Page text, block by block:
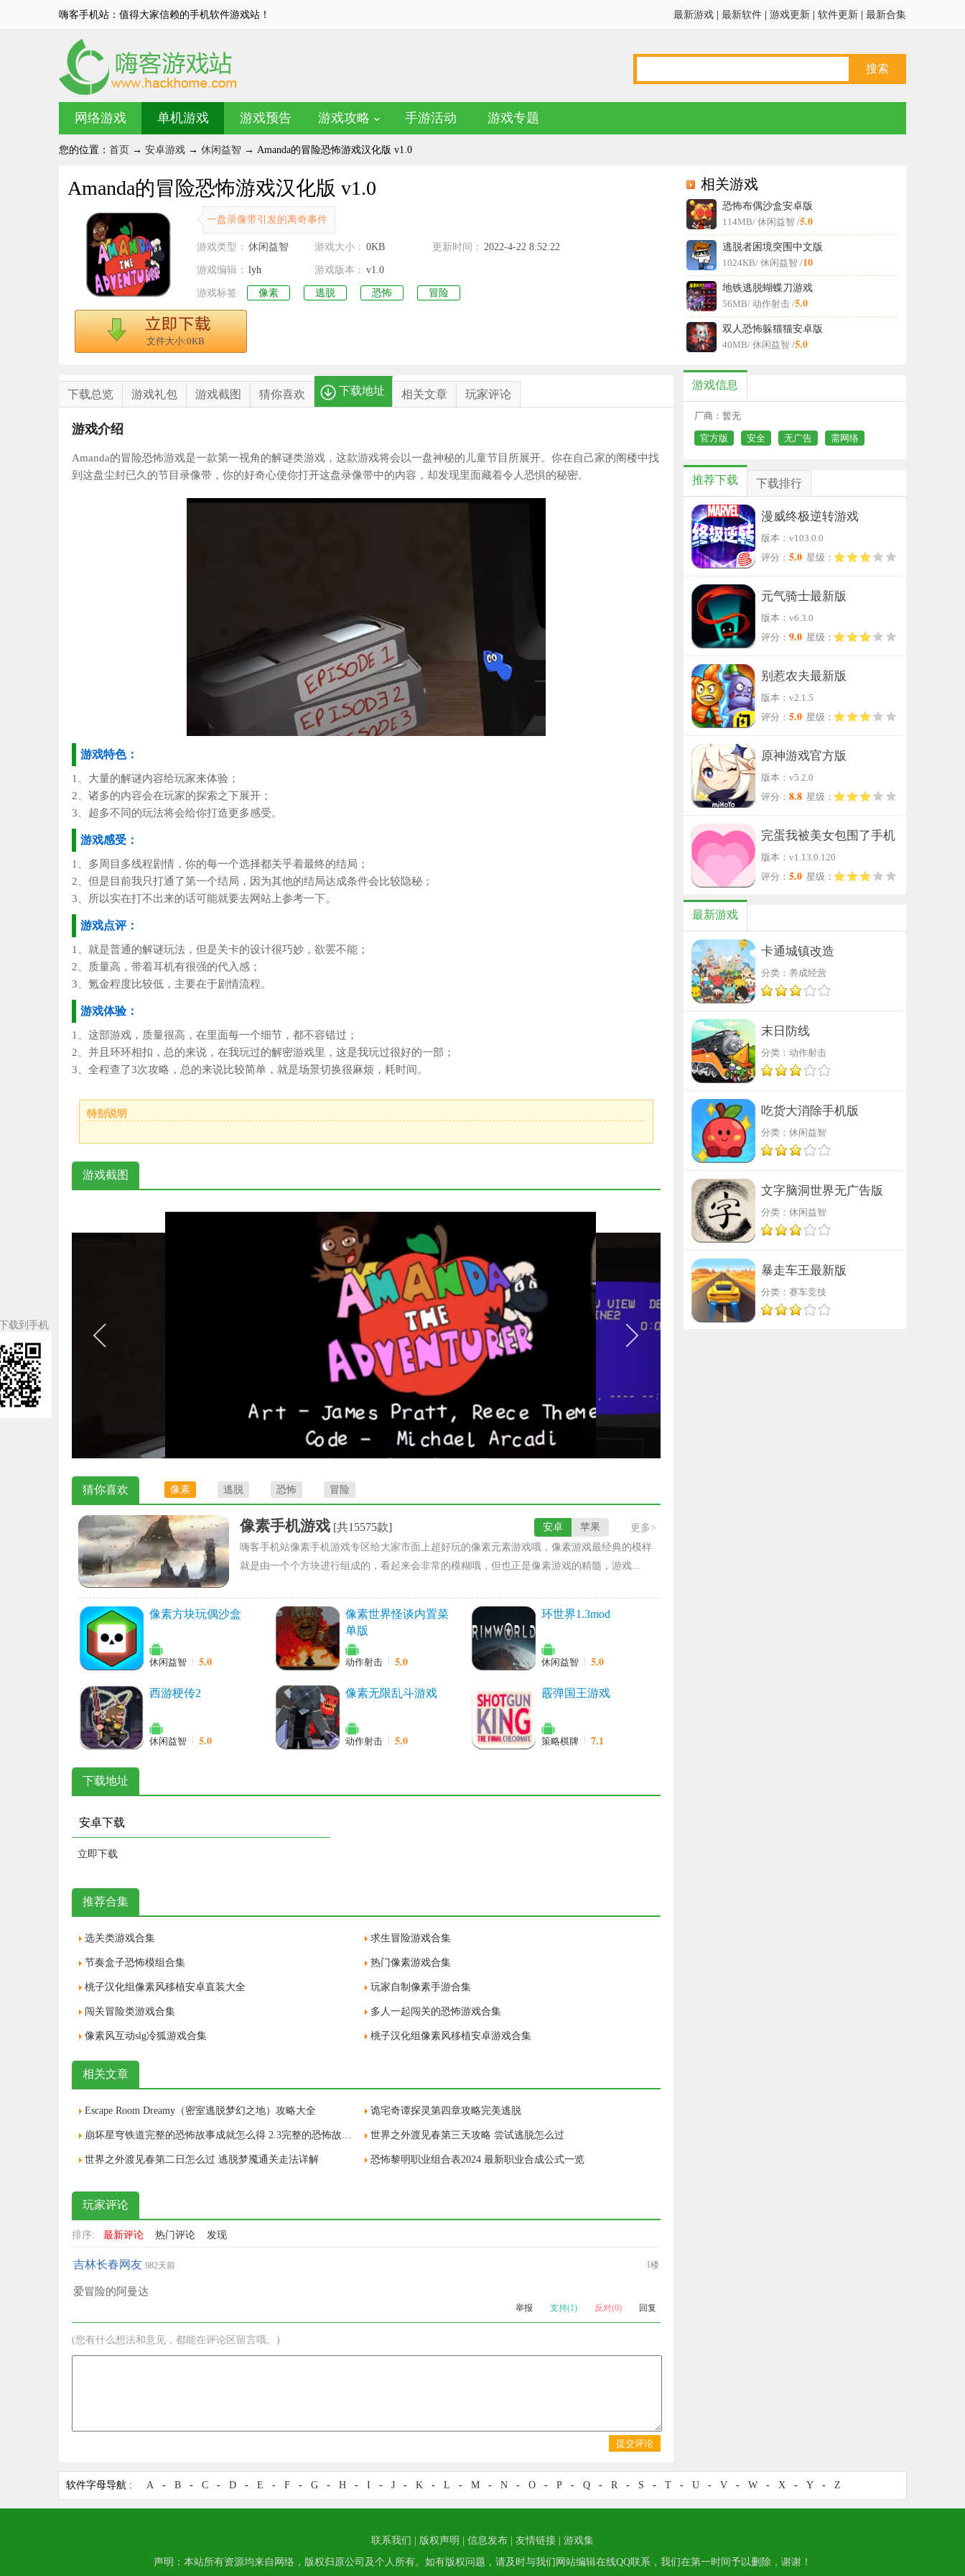
嗨客手机站：值得大家信赖的手机软件游戏站！ 最新游戏 最新软件 游戏更新 软件更新 最新合集
网络游戏 单机游戏 游戏预告 游戏攻略 手游活动 游戏专题
您的位置： 首页 → 安卓游戏 → 休闲益智 → Amanda的冒险恐怖游戏汉化版 v1.0
Amanda的冒险恐怖游戏汉化版 v1.0
一盘录像带引发的离奇事件
游戏类型： 休闲益智 游戏大小： 0KB 更新时间： 2022-4-22 8:52:22
游戏编辑： lyh 游戏版本： v1.0
游戏标签: 像素 逃脱 恐怖 冒险
载到手机
文件大小:0KB
相关游戏
恐怖布偶沙盒安卓版
114MB/ 休闲益智 /5.0
逃脱者困境突围中文版
1024KB/ 休闲益智 /10
地铁逃脱蝴蝶刀游戏
56MB/ 动作射击 /5.0
双人恐怖躲猫猫安卓版
40MB/ 休闲益智 /5.0
下载总览 游戏礼包 游戏截图 猜你喜欢 下载地址 相关文章 玩家评论
游戏介绍
Amanda的冒险恐怖游戏是一款第一视角的解谜类游戏，这款游戏将会以一盘神秘的儿童节目所展开。你在自己家的阁楼中找
到这盘尘封已久的节目录像带，你的好奇心使你打开这盘录像带中的内容，却发现里面藏着令人恐惧的秘密。
游戏特色：
1、大量的解谜内容给玩家来体验；
2、诸多的内容会在玩家的探索之下展开；
3、超多不同的玩法将会给你打造更多感受。
游戏感受：
1、多周目多线程剧情，你的每一个选择都关乎着最终的结局；
2、但是目前我只打通了第一个结局，因为其他的结局达成条件会比较隐秘；
3、所以实在打不出来的话可能就要去网站上参考一下。
游戏点评：
1、就是普通的解谜玩法，但是关卡的设计很巧妙，欲罢不能；
2、质量高，带着耳机有很强的代入感；
3、氪金程度比较低，主要在于剧情流程。
游戏体验：
1、这部游戏，质量很高，在里面每一个细节，都不容错过；
2、并且环环相扣，总的来说，在我玩过的解密游戏里，这是我玩过很好的一部；
3、全程查了3次攻略，总的来说比较简单，就是场景切换很麻烦，耗时间。
特别说明
游戏截图
猜你喜欢 像素 逃脱 恐怖 冒险
像素手机游戏 [共15575款] 更多>
苹果
安卓
嗨客手机站像素手机游戏专区给大家市面上超好玩的像素元素游戏哦，像素游戏最经典的模样
就是由一个个方块进行组成的，看起来会非常的模糊哦，但也正是像素游戏的精髓，游戏...
像素方块玩偶沙盒
休闲益智 5.0
像素世界怪谈内置菜
单版
动作射击 5.0
环世界1.3mod
休闲益智 5.0
西游梗传2
休闲益智 5.0
像素无限乱斗游戏
动作射击 5.0
霰弹国王游戏
策略棋牌 7.1
下载地址
安卓下载
立即下载
推荐合集
选关类游戏合集 求生冒险游戏合集
节奏盒子恐怖模组合集 热门像素游戏合集
桃子汉化组像素风移植安卓直装大全 玩家自制像素手游合集
闯关冒险类游戏合集 多人一起闯关的恐怖游戏合集
像素风互动slg冷狐游戏合集 桃子汉化组像素风移植安卓游戏合集
相关文章
Escape Room Dreamy（密室逃脱梦幻之地）攻略大全 诡宅奇谭探灵第四章攻略完美逃脱
崩坏星穹铁道完整的恐怖故事成就怎么得 2.3完整的恐怖故事隐藏成就获取攻略 世界之外渡见春第三天攻略 尝试逃脱怎么过
世界之外渡见春第二日怎么过 逃脱梦魇通关走法详解 恐怖黎明职业组合表2024 最新职业合成公式一览
玩家评论
排序: 最新评论 热门评论 发现
吉林长春网友 982天前 1楼
爱冒险的阿曼达
举报 支持(1) 反对(0) 回复
(您有什么想法和意见，都能在评论区留言哦。)
提交评论
游戏信息
厂商：暂无
官方版 安全 无广告 需网络
推荐下载 下载排行
漫威终极逆转游戏
版本：v103.0.0
评分： 5.0 星级：
元气骑士最新版
版本：v6.3.0
评分： 9.0 星级：
别惹农夫最新版
版本：v2.1.5
评分： 5.0 星级：
原神游戏官方版
版本：v5.2.0
评分： 8.8 星级：
完蛋我被美女包围了手机
版
版本：v1.13.0.120
评分： 5.0 星级：
最新游戏
卡通城镇改造
分类：养成经营
末日防线
分类：动作射击
吃货大消除手机版
分类：休闲益智
文字脑洞世界无广告版
分类：休闲益智
暴走车王最新版
分类：赛车竞技
软件字母导航 : A - B - C - D - E - F - G - H - I - J - K - L - M - N - O - P - Q - R - S - T - U - V - W - X - Y - Z
联系我们 版权声明 信息发布 友情链接
游戏集
声明：本站所有资源均来自网络，版权归原公司及个人所有。如有版权问题，请及时与我们网站编辑在线QQ联系，我们在第一时间予以删除，谢谢！